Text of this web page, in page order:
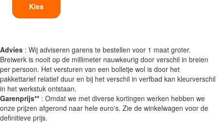
Kies
Advies : Wij adviseren garens te bestellen voor 1 maat groter.
Breiwerk is nooit op de millimeter nauwkeurig door verschil in breien
per persoon. Het versturen van een bolletje wol is door het
pakkettarief relatief duur en bij het verschil in verfbad kan kleurverschil
in het werkstuk ontstaan.
Garenprijs** : Omdat we met diverse kortingen werken hebben we
onze prijzen afgerond naar hele euro's. Zie de winkelwagen voor de
definitieve prijs.